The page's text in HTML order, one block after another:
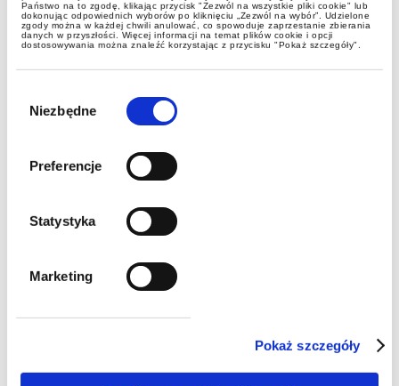
Państwo na to zgodę, klikając przycisk "Zezwól na wszystkie pliki cookie" lub
dokonując odpowiednich wyborów po kliknięciu „Zezwól na wybór”. Udzielone
zgody można w każdej chwili anulować, co spowoduje zaprzestanie zbierania
danych w przyszłości. Więcej informacji na temat plików cookie i opcji
dostosowywania można znaleźć korzystając z przycisku "Pokaż szczegóły".
zgody
Niezbędne
Preferencje
Statystyka
Marketing
Pokaż szczegóły
GWW Rzeszów starts
cooperation with University of